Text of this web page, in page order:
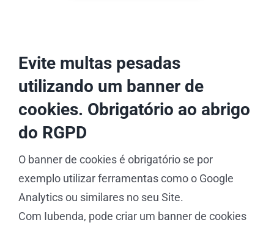
Evite multas pesadas
utilizando um banner de
cookies. Obrigatório ao abrigo
do RGPD
O banner de cookies é obrigatório se por
exemplo utilizar ferramentas como o Google
Analytics ou similares no seu Site.
Com Iubenda, pode criar um banner de cookies